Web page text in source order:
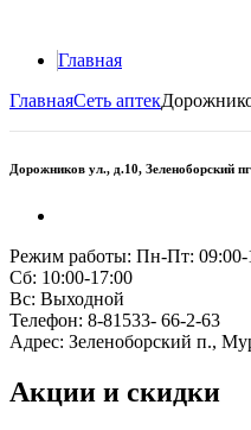
Главная
ГлавнаяСеть аптек
Дорожников ул., д.10, Зеленоборский
Режим работы: Пн-Пт: 09:00-
Сб: 10:00-17:00
Вс: Выходной
Телефон: 8-81533- 66-2-63
Адрес: Зеленоборский п.,
Акции и скидки